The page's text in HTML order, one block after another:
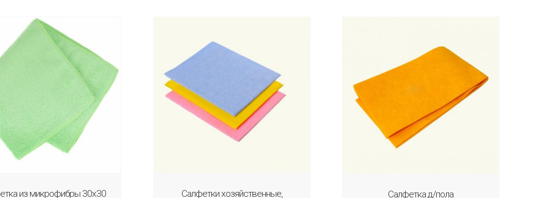
из микрофибры 30х30 Салфетки хозяйственные, Салфетка д/пола